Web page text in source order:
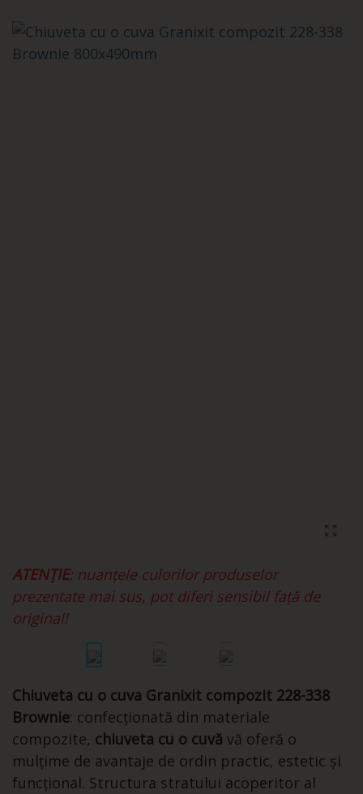
ATENȚIE: nuanțele culorilor produselor
prezentate mai sus, pot diferi sensibil față de
original!
Chiuveta cu o cuva Granixit compozit 228-338
Brownie: confecționată din materiale
compozite, chiuveta cu o cuvă vă oferă o
mulțime de avantaje de ordin practic, estetic și
funcțional. Structura stratului acoperitor al